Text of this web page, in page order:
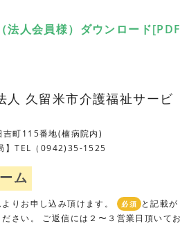
法人会員様）ダウンロード
人 久留米市介護福祉サービ
町115番地(楠病院内)
】TEL（0942)35-1525
ム
りお申し込み頂けます。 必須 と記載が
さい。 ご返信には２〜３営業日頂いて